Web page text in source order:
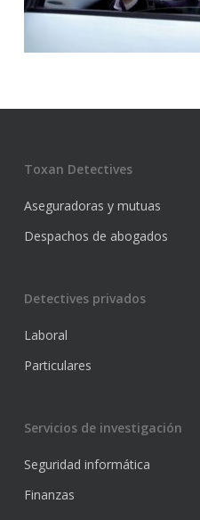
Toxan Detectives
Aseguradoras y mutuas
Despachos de abogados
Detectives privados
Laboral
Particulares
Servicios de investigación
Seguridad informática
Finanzas